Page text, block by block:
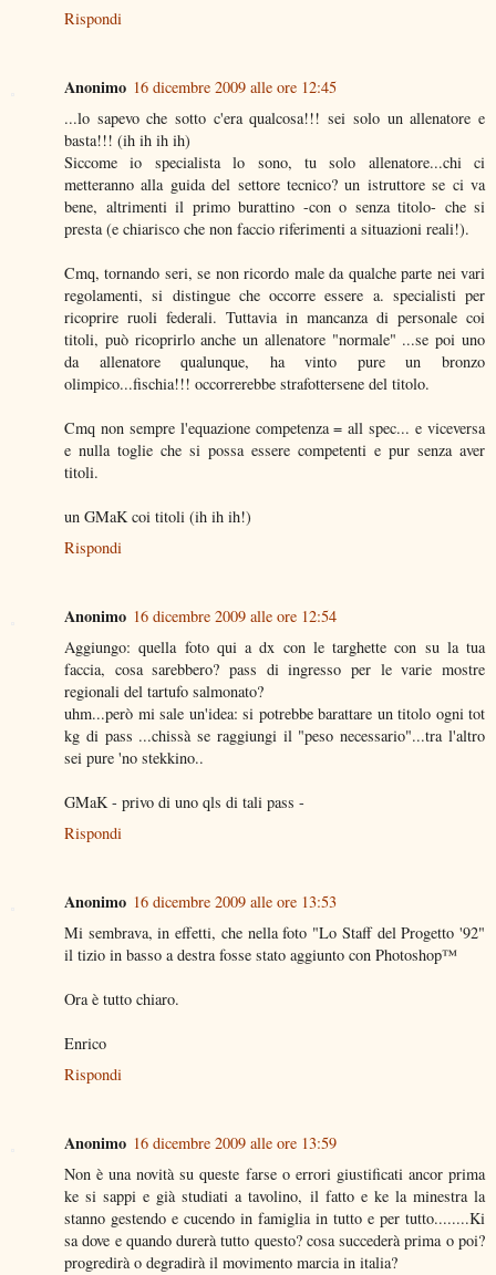
Rispondi
Anonimo 16 dicembre 2009 alle ore 12:45
...lo sapevo che sotto c'era qualcosa!!! sei solo un allenatore e
basta!!! (ih ih ih ih)
Siccome io specialista lo sono, tu solo allenatore...chi ci
metteranno alla guida del settore tecnico? un istruttore se ci va
bene, altrimenti il primo burattino -con o senza titolo- che si
presta (e chiarisco che non faccio riferimenti a situazioni reali!).
Cmq, tornando seri, se non ricordo male da qualche parte nei vari
regolamenti, si distingue che occorre essere a. specialisti per
ricoprire ruoli federali. Tuttavia in mancanza di personale coi
titoli, può ricoprirlo anche un allenatore "normale" ...se poi uno
da allenatore qualunque, ha vinto pure un bronzo
olimpico...fischia!!! occorrerebbe strafottersene del titolo.
Cmq non sempre l'equazione competenza = all spec... e viceversa
e nulla toglie che si possa essere competenti e pur senza aver
titoli.
un GMaK coi titoli (ih ih ih!)
Rispondi
Anonimo 16 dicembre 2009 alle ore 12:54
Aggiungo: quella foto qui a dx con le targhette con su la tua
faccia, cosa sarebbero? pass di ingresso per le varie mostre
regionali del tartufo salmonato?
uhm...però mi sale un'idea: si potrebbe barattare un titolo ogni tot
kg di pass ...chissà se raggiungi il "peso necessario"...tra l'altro
sei pure 'no stekkino..
GMaK - privo di uno qls di tali pass -
Rispondi
Anonimo 16 dicembre 2009 alle ore 13:53
Mi sembrava, in effetti, che nella foto "Lo Staff del Progetto '92"
il tizio in basso a destra fosse stato aggiunto con Photoshop™
Ora è tutto chiaro.
Enrico
Rispondi
Anonimo 16 dicembre 2009 alle ore 13:59
Non è una novità su queste farse o errori giustificati ancor prima
ke si sappi e già studiati a tavolino, il fatto e ke la minestra la
stanno gestendo e cucendo in famiglia in tutto e per tutto........Ki
sa dove e quando durerà tutto questo? cosa succederà prima o poi?
progredirà o degradirà il movimento marcia in italia?